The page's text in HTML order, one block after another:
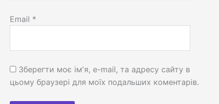
Email *
Зберегти моє ім'я, e-mail, та адресу сайту в
цьому браузері для моїх подальших коментарів.